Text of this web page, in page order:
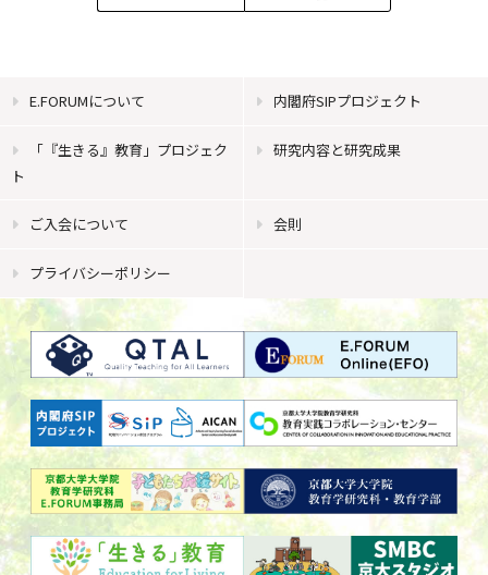
E.FORUMについて 内閣府SIPプロジェクト
「『生きる』教育」プロジェク
ト
研究内容と研究成果
ご入会について 会則
プライバシーポリシー